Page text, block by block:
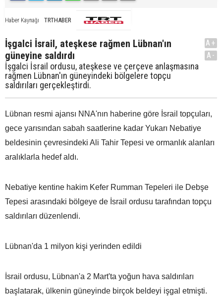
Haber Kaynağı TRTHABER
İşgalci İsrail, ateşkese rağmen Lübnan'ın
güneyine saldırdı
İşgalci İsrail ordusu, ateşkese ve çerçeve anlaşmasına
rağmen Lübnan'ın güneyindeki bölgelere topçu
saldırıları gerçekleştirdi.
A+
A-
Lübnan resmi ajansı NNA'nın haberine göre İsrail topçuları,
gece yarısından sabah saatlerine kadar Yukarı Nebatiye
beldesinin çevresindeki Ali Tahir Tepesi ve ormanlık alanları
aralıklarla hedef aldı.
Nebatiye kentine hakim Kefer Rumman Tepeleri ile Debşe
Tepesi arasındaki bölgeye de İsrail ordusu tarafından topçu
saldırıları düzenlendi.
Lübnan'da 1 milyon kişi yerinden edildi
İsrail ordusu, Lübnan'a 2 Mart'ta yoğun hava saldırıları
başlatarak, ülkenin güneyinde birçok beldeyi işgal etmişti.